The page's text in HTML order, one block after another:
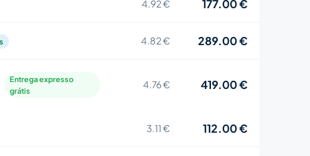
4.92 € 177.00 €
4.82 € 289.00 €
Entrega expresso
grátis
4.76 € 419.00 €
3.11 € 112.00 €